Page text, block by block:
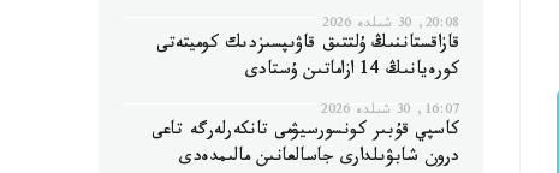
20:08, 30 شىلدە 2026
قازاقستاننىڭ ۇلتتىق قاۋىپسىزدىك كوميتەتى
كورەيانىڭ 14 ازاماتىن ۇستادى
16:07, 30 شىلدە 2026
كاسپي قۇبىر كونسورسيۋمى تانكەرلەرگە تاعى
درون شابۋىلدارى جاسالعانىن مالىمدەدى